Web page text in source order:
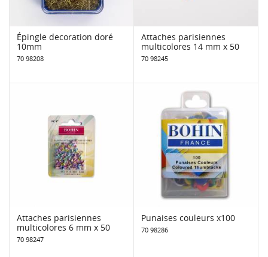
Épingle decoration doré
10mm
70 98208
Attaches parisiennes
multicolores 14 mm x 50
70 98245
Attaches parisiennes
multicolores 6 mm x 50
70 98247
Punaises couleurs x100
70 98286